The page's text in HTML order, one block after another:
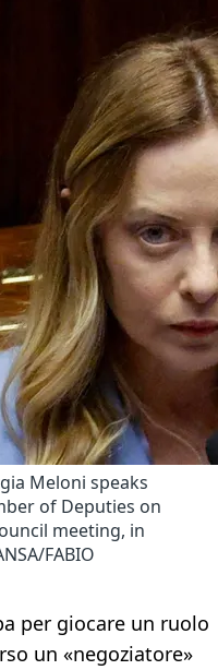
Meloni speaks
of Deputies on
meeting, in
FABIO
per giocare un ruolo
un «negoziatore»